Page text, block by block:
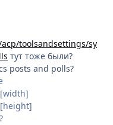
toolsandsettings/sy
тут тоже были?
posts and polls?